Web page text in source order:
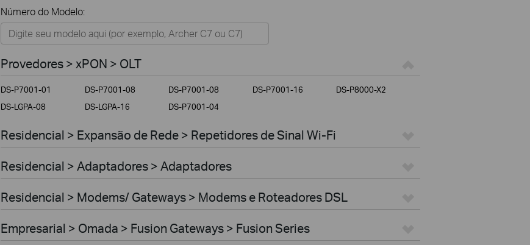
Residencial
Casa Inteligente
Empresarial
Provedores
Número do Modelo:
Provedores > xPON > OLT
DS-P7001-01 DS-P7001-08 DS-P7001-08 DS-P7001-16
DS-P8000-X2
DS-LGPA-08
DS-LGPA-16 DS-P7001-04
Residencial > Expansão de Rede > Repetidores de Sinal Wi-Fi
Residencial > Adaptadores > Adaptadores
Residencial > Modems/ Gateways > Modems e Roteadores DSL
Empresarial > Omada > Fusion Gateways > Fusion Series